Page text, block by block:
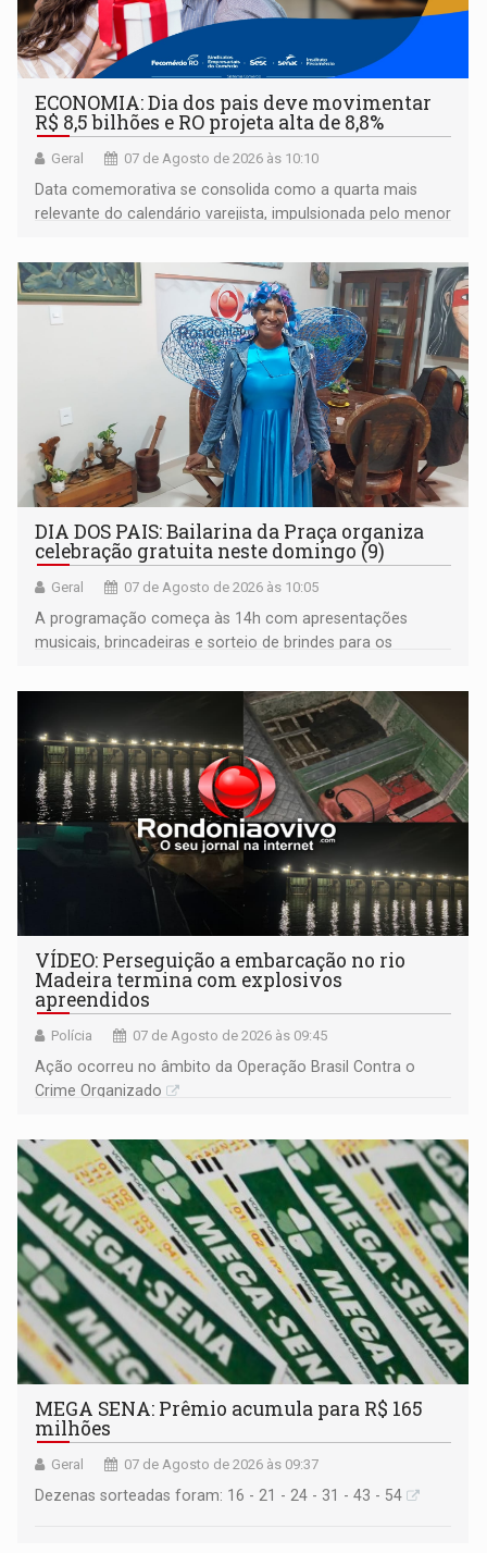
ECONOMIA: Dia dos pais deve movimentar
R$ 8,5 bilhões e RO projeta alta de 8,8%
Geral 07 de Agosto de 2026 às 10:10
Data comemorativa se consolida como a quarta mais
relevante do calendário varejista, impulsionada pelo menor
média do trabalhador
DIA DOS PAIS: Bailarina da Praça organiza
celebração gratuita neste domingo (9)
Geral 07 de Agosto de 2026 às 10:05
A programação começa às 14h com apresentações
musicais, brincadeiras e sorteio de brindes para os
bolo e canto de parabéns dedicado aos pais
VÍDEO: Perseguição a embarcação no rio
Madeira termina com explosivos
apreendidos
Polícia 07 de Agosto de 2026 às 09:45
Ação ocorreu no âmbito da Operação Brasil Contra o
Crime Organizado
MEGA SENA: Prêmio acumula para R$ 165
milhões
Geral 07 de Agosto de 2026 às 09:37
Dezenas sorteadas foram: 16 - 21 - 24 - 31 - 43 - 54